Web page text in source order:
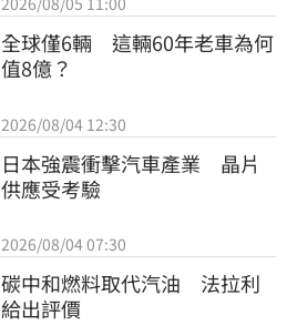
全球僅6輛　這輛60年老車為何
值8億？
2026/08/04 12:30
日本強震衝擊汽車產業　晶片
供應受考驗
2026/08/04 07:30
碳中和燃料取代汽油　法拉利
給出評價